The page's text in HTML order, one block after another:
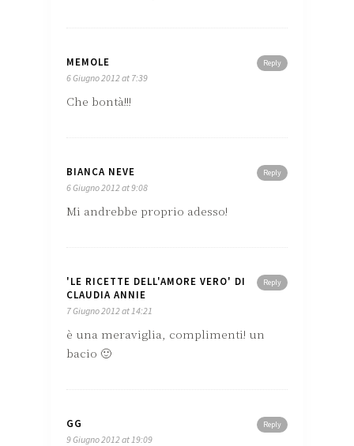
Reply
MEMOLE
6 Giugno 2012 at 7:39
Che bontà!!!
Reply
BIANCA NEVE
6 Giugno 2012 at 9:08
Mi andrebbe proprio adesso!
Reply
'LE RICETTE DELL'AMORE VERO' DI
CLAUDIA ANNIE
7 Giugno 2012 at 14:21
è una meraviglia, complimenti! un
bacio 🙂
Reply
GG
9 Giugno 2012 at 19:09